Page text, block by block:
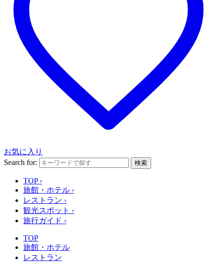
お気に入り
Search for:
検索
TOP ›
旅館・ホテル ›
レストラン ›
観光スポット ›
旅行ガイド ›
TOP
旅館・ホテル
レストラン